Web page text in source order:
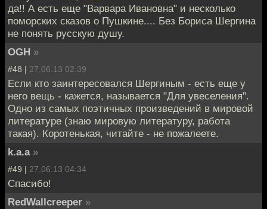
да!! А есть еще "Варвара Ивановна" и несколько
поморских сказов о Пушкине.... Без Бориса Шергина
не понять русскую душу.
OGH »
#48 | 27.06.13 02:39
Если кто заинтересовался Шергиным - есть еще у
него вещь - кажется, называется "Для увеселения".
Одно из самых поэтичных произведений в мировой
литературе (знаю мировую литературу, работа
такая). Коротенькая, читайте - не пожалеете.
k.a.a »
#49 | 27.06.13 04:34
Спасибо!
RedWallcreeper »